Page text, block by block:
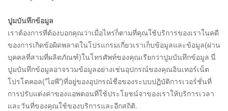
ปูมบันทึกข้อมูล
เราต้องการที่ต้องบอกคุณว่าเมื่อไหร่ก็ตามที่คุณใช้บริการของเราในคดี
ของการเกิดข้อผิดพลาดในโปรแกรมเกี่ยวเราเก็บข้อมูลและข้อมูล(ผ่าน
บุคคลที่สามที่ผลิตภัณฑ์)ในโทรศัพท์ของคุณเรียกว่าปูมบันทึกข้อมูล นี่
ปูมบันทึกข้อมูลอาจรวมข้อมูลอย่างเช่นอุปกรณ์ของคุณอินเทอร์เน็ต
โปรโตคอล("ไอพี")ที่อยู่ของอุปกรณ์ชื่อของระบบปฏิบัติการเวอร์ชั่นที่
การปรับแต่งค่าของแอพตอนที่ใช้ประโยชน์จาของเราให้บริการเวลา
และวันที่ของคุณใช้ของบริการและอีกสถิติ.